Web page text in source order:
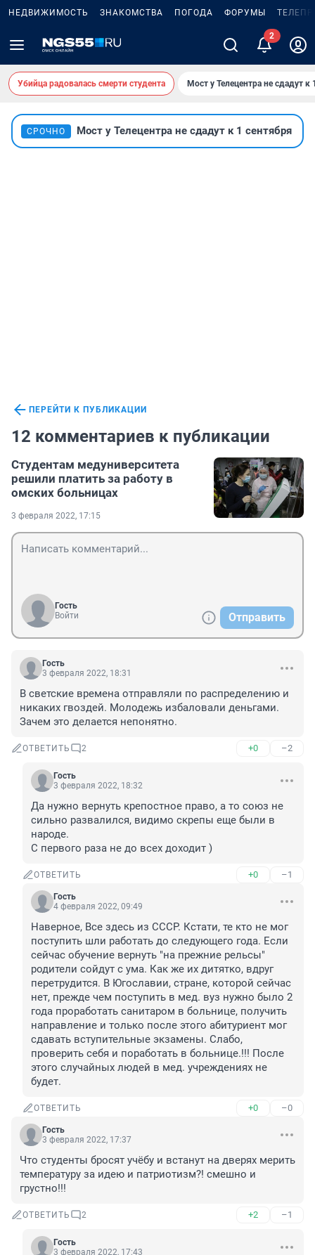
НЕДВИЖИМОСТЬ ЗНАКОМСТВА ПОГОДА ФОРУМЫ
Убийца радовалась смерти студента Мост у Телецентра не сдадут к
СРОЧНО Мост у Телецентра не сдадут к 1 сентября
ПЕРЕЙТИ К ПУБЛИКАЦИИ
12 комментариев к публикации
Студентам медуниверситета
решили платить за работу в
омских больницах
3 февраля 2022, 17:15
Гость
Войти
Отправить
Гость
3 февраля 2022, 18:31
В светские времена отправляли по распределению и
никаких гвоздей. Молодежь избаловали деньгами.
Зачем это делается непонятно.
ОТВЕТИТЬ 2 +0 –2
Гость
3 февраля 2022, 18:32
Да нужно вернуть крепостное право, а то союз не
сильно развалился, видимо скрепы еще были в
народе.
С первого раза не до всех доходит )
ОТВЕТИТЬ +0 –1
Гость
4 февраля 2022, 09:49
Наверное, Все здесь из СССР. Кстати, те кто не мог
поступить шли работать до следующего года. Если
сейчас обучение вернуть "на прежние рельсы"
родители сойдут с ума. Как же их дитятко, вдруг
перетрудится. В Югославии, стране, которой сейчас
нет, прежде чем поступить в мед. вуз нужно было 2
года проработать санитаром в больнице, получить
направление и только после этого абитуриент мог
сдавать вступительные экзамены. Слабо,
проверить себя и поработать в больнице.!!! После
этого случайных людей в мед. учреждениях не
будет.
ОТВЕТИТЬ +0 –0
Гость
3 февраля 2022, 17:37
Что студенты бросят учёбу и встанут на дверях мерить
температуру за идею и патриотизм?! смешно и
грустно!!!
ОТВЕТИТЬ 2 +2 –1
Гость
3 февраля 2022, 17:43